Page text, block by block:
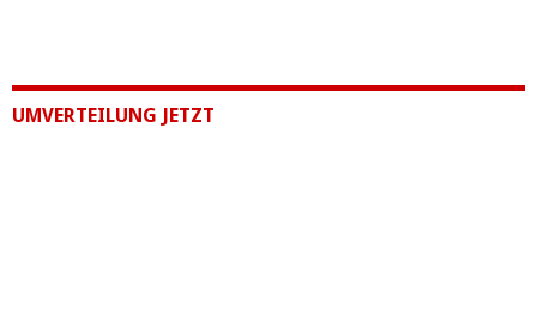
UMVERTEILUNG JETZT